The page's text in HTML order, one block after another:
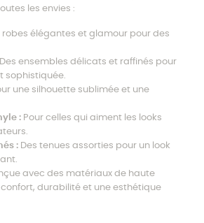
les envies :
robes élégantes et glamour pour des
Des ensembles délicats et raffinés pour
sophistiquée.
une silhouette sublimée et une
: Pour celles qui aiment les looks
: Des tenues assorties pour un look
avec des matériaux de haute
durabilité et une esthétique